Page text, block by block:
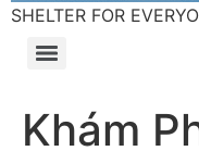
SHELTER FOR
Khám